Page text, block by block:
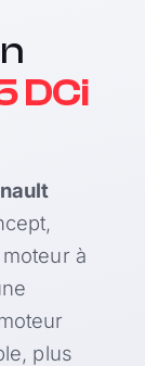
DCi
à
plus